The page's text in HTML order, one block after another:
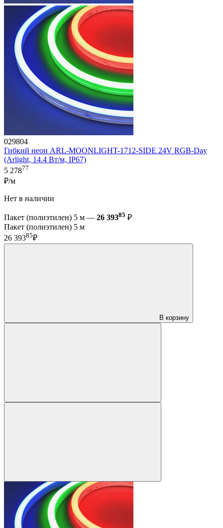
029804
Гибкий неон ARL-MOONLIGHT-1712-SIDE 24V RGB-Day
(Arlight, 14.4 Вт/м, IP67)
5 27877
₽/м
Нет в наличии
Пакет (полиэтилен) 5 м — 26 39385 ₽
Пакет (полиэтилен) 5 м
26 39385₽
В корзину